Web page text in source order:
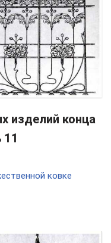
изделий конца
11
ковке